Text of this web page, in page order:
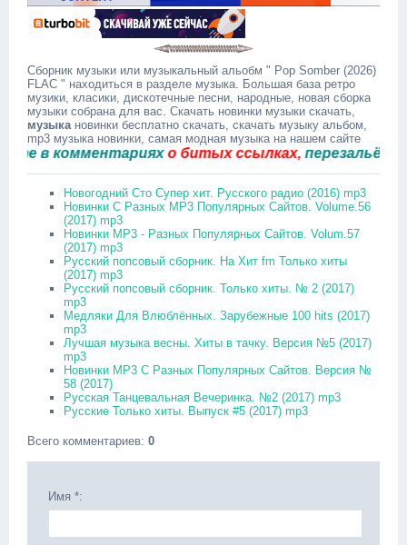
Сборник музыки или музыкальный альобм " Pop Somber (2026)
FLAC " находиться в разделе музыка. Большая база ретро
музики, класики, дискотечные песни, народные, новая сборка
музыки собрана для вас. Скачать новинки музыки скачать,
музыкановинки бесплатно скачать, скачать музыку альбом,
mp3 музыка новинки, самая модная музыка на нашем сайте
комментарияхо битых ссылках,перезальём
Новогодний Сто Супер хит. Русского радио (2016) mp3
Новинки С Разных MP3 Популярных Сайтов. Volume.56
(2017) mp3
Новинки MP3 - Разных Популярных Сайтов. Volum.57
(2017) mp3
Русский попсовый сборник. На Хит fm Только хиты
(2017) mp3
Русский попсовый сборник. Только хиты. № 2 (2017)
mp3
Медляки Для Влюблённых. Зарубежные 100 hits (2017)
mp3
Лучшая музыка весны. Хиты в тачку. Версия №5 (2017)
mp3
Новинки MP3 С Разных Популярных Сайтов. Версия №
58 (2017)
Русская Танцевальная Вечеринка. №2 (2017) mp3
Русские Только хиты. Выпуск #5 (2017) mp3
Всего комментариев: 0
Имя *: